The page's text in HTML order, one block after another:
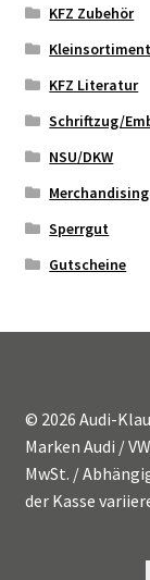
KFZ Zubehör
Kleinsortiment
KFZ Literatur
Schriftzug/
NSU/DKW
Merchandising
Sperrgut
Gutscheine
© 2026 Audi-
Marken Audi /
MwSt. /
der Kasse